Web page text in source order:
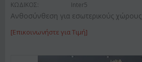
ΚΩΔΙΚΟΣ: Inter5
Ανθοσύνθεση για εσωτερικούς χώρους
[Επικοινωνήστε για Τιμή]